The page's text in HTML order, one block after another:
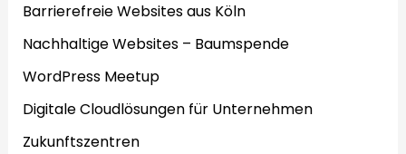
Barrierefreie Websites aus Köln
Nachhaltige Websites – Baumspende
WordPress Meetup
Digitale Cloudlösungen für Unternehmen
Zukunftszentren